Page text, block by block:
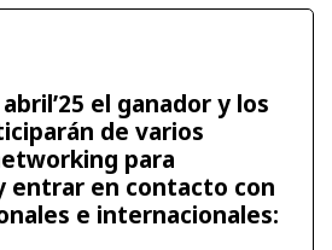
el ganador y los
de varios
para
entrar en contacto con
e internacionales: